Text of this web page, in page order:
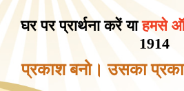
घर पर प्रार्थना करें याहमसे
1914
प्रकाश बनो। उसका